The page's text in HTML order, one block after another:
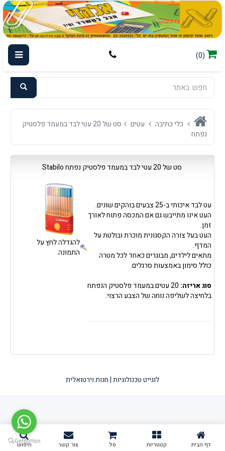
(0)
כלי כתיבה עטים
סט של 20 עטי לבד במעמד פלסטיק
נפתח
סט של 20 עטי לבד במעמד פלסטיק נפתח Stabilo
עט לבד איכותי ב-25 צבעים בוהקים שונים.
העט אינו מתייבש גם אם המכסה פתוח לאורך
זמן.
העט בעל צורה הקסגונית מוכרת ובולטת על
המדף.
מתאים לילדים, מבוגרים כאחד לכל מטרה
כולל סימון באמצעות סרגלים.
סוג אריזה:
20 עטים במעמד פלסטיק הנפתח
בלחיצה לשליפה נוחה של הצבע הרצוי.
להגדלה לחץ על
התמונה
לוגייט טכנולוגיות | חנות וירטואלית
דף הבית קטגוריות סל צור קשר חיפוש